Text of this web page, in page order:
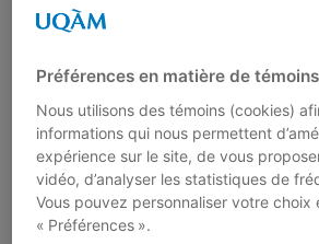
Si je fais la différence
nombres entiers
donne la somme de ces
deux nombres. Par
exemple,
\[\begin{array}{c}2^2 –
1^2 = 3 = 2 + 1,\\ 3^2 –
2^2 = 5 = 3 + 2,\\ 4^2 –
Préférences en matière de témoins
Nous utilisons des témoins (cookies)
informations qui nous permettent
expérience sur le site, de vous
vidéo, d’analyser les statistiques de
Vous pouvez personnaliser votre choix
« Préférences ».